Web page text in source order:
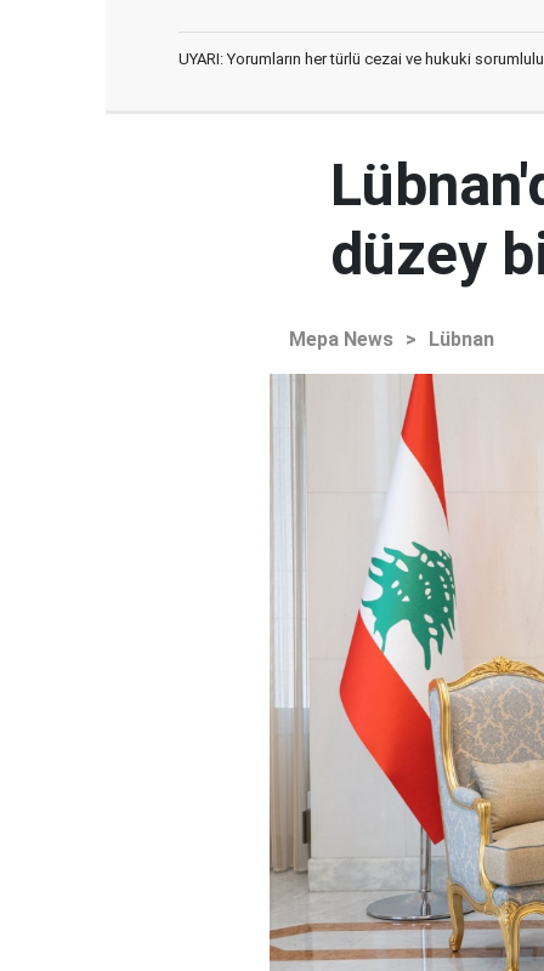
UYARI: Yorumların her türlü cezai ve hukuki
düzey
Mepa News > Lübnan